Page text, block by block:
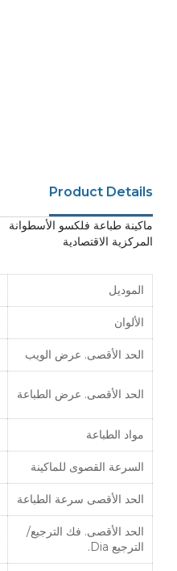
Product Details
ماكينة طباعة فلكسو الأسطوانة
المركزية الاقتصادية
الموديل
الألوان
الحد الأقصى. عرض الويب
الحد الأقصى. عرض الطباعة
مواد الطباعة
السرعة القصوى للماكينة
الحد الأقصى سرعة الطباعة
الحد الأقصى. فك الترجيع/
الترجيع Dia.